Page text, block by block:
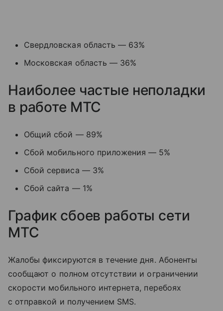
Свердловская область — 63%
Московская область — 36%
Наиболее частые неполадки
в работе МТС
Общий сбой — 89%
Сбой мобильного приложения — 5%
Сбой сервиса — 3%
Сбой сайта — 1%
График сбоев работы сети
МТС
Жалобы фиксируются в течение дня. Абоненты
сообщают о полном отсутствии и ограничении
скорости мобильного интернета, перебоях
с отправкой и получением SMS.